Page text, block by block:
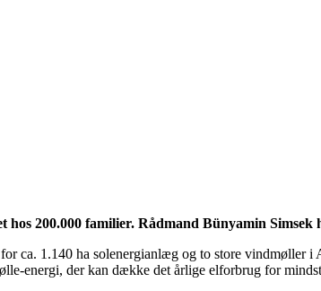
hos 200.000 familier. Rådmand Bünyamin Simsek
ca. 1.140 ha solenergianlæg og to store vindmøller
energi, der kan dække det årlige elforbrug for